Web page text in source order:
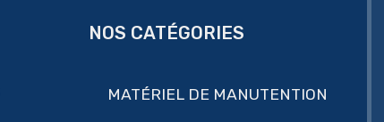
NOS CATÉGORIES
MATÉRIEL DE MANUTENTION